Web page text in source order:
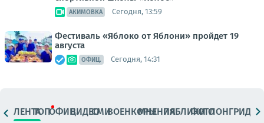
АКИМОВКА Сегодня, 13:59
Фестиваль «Яблоко от Яблони» пройдет 19
августа
ОФИЦ. Сегодня, 14:31
ЛЕНТАТОПОФИЦ.ВИДЕОСМИВОЕНКОРЫМНЕНИЯПАБЛИКИ
ФОТОЛОНГРИДЫ